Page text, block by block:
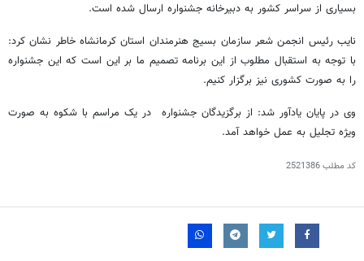
بسیاری از سراسر کشور به دبیرخانه جشنواره ارسال شده است.
نایب رئیس انجمن شعر سازمان بسیج هنرمندان استان کرمانشاه خاطر نشان کرد:
با توجه به استقبال مطلوب از این برنامه تصمیم ما بر این است که این جشنواره
را به صورت کشوری نیز برگزار کنیم.
وی در پایان یادآور شد: از برگزیدگان جشنواره در یک مراسم با شکوه به صورت
ویژه تجلیل به عمل خواهد آمد.
کد مطلب2521386